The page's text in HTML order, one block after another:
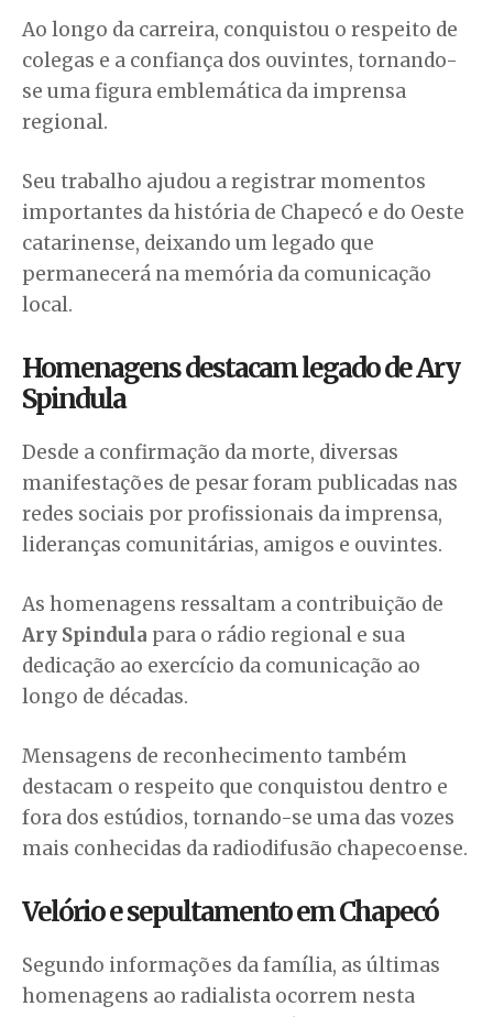
Ao longo da carreira, conquistou o respeito de
colegas e a confiança dos ouvintes, tornando-
se uma figura emblemática da imprensa
regional.
Seu trabalho ajudou a registrar momentos
importantes da história de Chapecó e do Oeste
catarinense, deixando um legado que
permanecerá na memória da comunicação
local.
Homenagens destacam legado de Ary
Spindula
Desde a confirmação da morte, diversas
manifestações de pesar foram publicadas nas
redes sociais por profissionais da imprensa,
lideranças comunitárias, amigos e ouvintes.
As homenagens ressaltam a contribuição de
Ary Spindula para o rádio regional e sua
dedicação ao exercício da comunicação ao
longo de décadas.
Mensagens de reconhecimento também
destacam o respeito que conquistou dentro e
fora dos estúdios, tornando-se uma das vozes
mais conhecidas da radiodifusão chapecoense.
Velório e sepultamento em Chapecó
Segundo informações da família, as últimas
homenagens ao radialista ocorrem nesta